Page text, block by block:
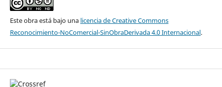
Este obra está bajo una licencia de Creative Commons
Reconocimiento-NoComercial-SinObraDerivada 4.0 Internacional.